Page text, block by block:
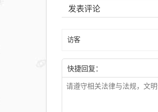
发表评论
快捷回复：